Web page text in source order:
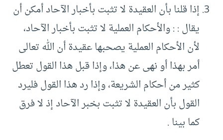
إذا قلنا بأن العقيدة لا تثبت بأخبار الآحاد أمكن أن
يقال : : والأحكام العملية لا تثبت بأخبار الآحاد،
لأن الأحكام العملية يصحبها عقيدة أن الله تعالى
أمر بهذا أو نهى عن هذا، وإذا قبل هذا القول تعطل
كثير من أحكام الشريعة، وإذا رد هذا القول فليرد
القول بأن العقيدة لا تثبت بخبر الآحاد إذ لا فرق
كما بينا .